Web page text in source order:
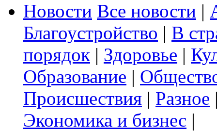
Новости Все новости |
Благоустройство | В
порядок | Здоровье |
Образование |
Происшествия | Разное
Экономика и бизнес |